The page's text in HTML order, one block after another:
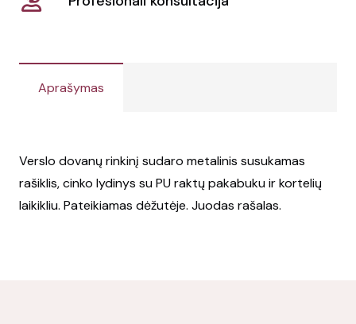
Aprašymas
Verslo dovanų rinkinį sudaro metalinis susukamas
rašiklis, cinko lydinys su PU raktų pakabuku ir kortelių
laikikliu. Pateikiamas dėžutėje. Juodas rašalas.